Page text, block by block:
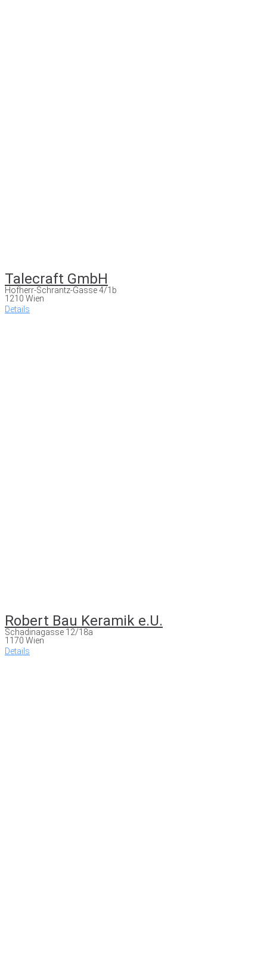
Talecraft GmbH
Hofherr-Schrantz-Gasse 4/1b
1210 Wien
Details
Robert Bau Keramik e.U.
Schadinagasse 12/18a
1170 Wien
Details